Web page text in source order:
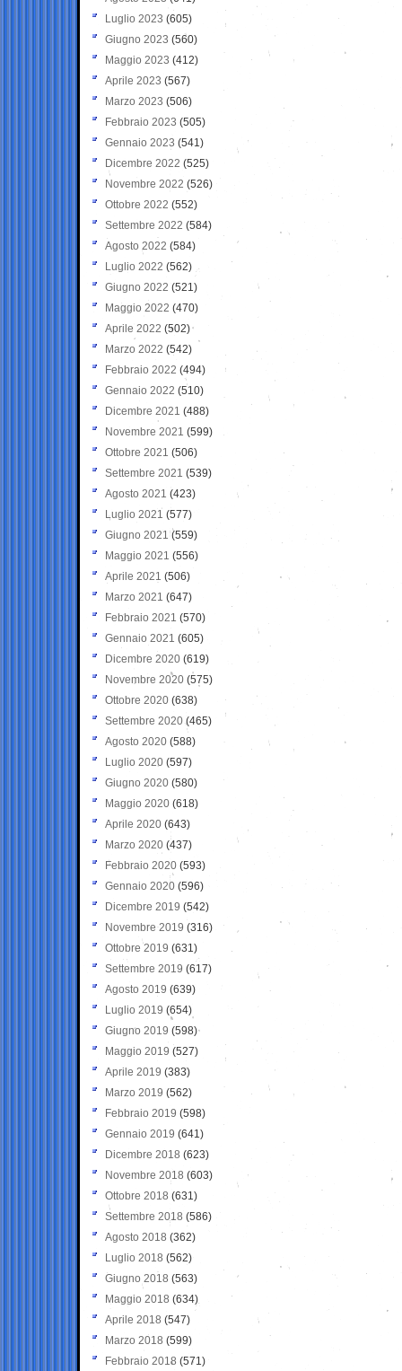
Luglio 2023 (605)
Giugno 2023 (560)
Maggio 2023 (412)
Aprile 2023 (567)
Marzo 2023 (506)
Febbraio 2023 (505)
Gennaio 2023 (541)
Dicembre 2022 (525)
Novembre 2022 (526)
Ottobre 2022 (552)
Settembre 2022 (584)
Agosto 2022 (584)
Luglio 2022 (562)
Giugno 2022 (521)
Maggio 2022 (470)
Aprile 2022 (502)
Marzo 2022 (542)
Febbraio 2022 (494)
Gennaio 2022 (510)
Dicembre 2021 (488)
Novembre 2021 (599)
Ottobre 2021 (506)
Settembre 2021 (539)
Agosto 2021 (423)
Luglio 2021 (577)
Giugno 2021(559)
Maggio 2021 (556)
Aprile 2021 (506)
Marzo 2021 (647)
Febbraio 2021 (570)
Gennaio 2021 (605)
Dicembre 2020 (619)
Novembre 2020 (575)
Ottobre 2020 (638)
Settembre 2020(465)
Agosto 2020 (588)
Luglio 2020 (597)
Giugno 2020 (580)
Maggio 2020 (618)
Aprile 2020 (643)
Marzo 2020 (437)
Febbraio 2020 (593)
Gennaio 2020 (596)
Dicembre 2019 (542)
Novembre 2019 (316)
Ottobre 2019 (631)
Settembre 2019 (617)
Agosto 2019 (639)
Luglio 2019 (654)
Giugno 2019 (598)
Maggio 2019 (527)
Aprile 2019 (383)
Marzo 2019 (562)
Febbraio 2019 (598)
Gennaio 2019 (641)
Dicembre 2018 (623)
Novembre 2018 (603)
Ottobre 2018 (631)
Settembre 2018 (586)
Agosto 2018 (362)
Luglio 2018 (562)
Giugno 2018 (563)
Maggio 2018 (634)
Aprile 2018 (547)
Marzo 2018 (599)
Febbraio 2018 (571)